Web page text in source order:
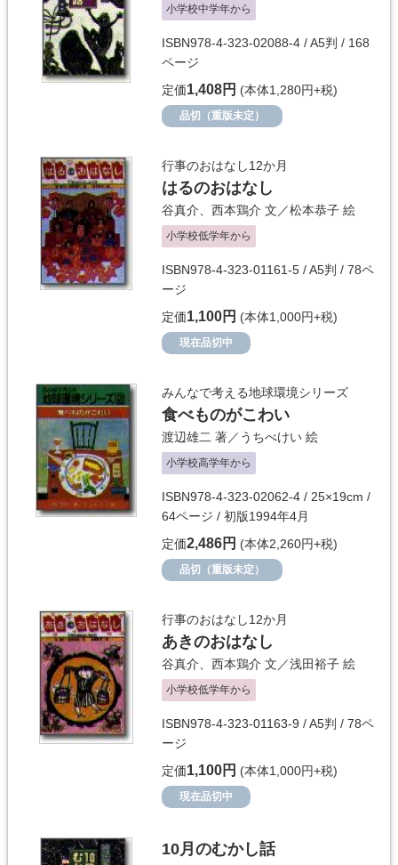
小学校中学年から
ISBN978-4-323-02088-4 / A5判 / 168
ページ
定価1,408円 (本体1,280円+税)
品切（重版未定）
行事のおはなし12か月
はるのおはなし
谷真介 西本鶏介 文／松本恭子 絵
小学校低学年から
ISBN978-4-323-01161-5 / A5判 / 78ペ
ージ
定価1,100円 (本体1,000円+税)
現在品切中
みんなで考える地球環境シリーズ
食べものがこわい
渡辺雄二 著／ うちべけい 絵
小学校高学年から
ISBN978-4-323-02062-4 / 25×19cm /
64ページ / 初版1994年4月
定価2,486円 (本体2,260円+税)
品切（重版未定）
行事のおはなし12か月
あきのおはなし
谷真介 西本鶏介 文／浅田裕子 絵
小学校低学年から
ISBN978-4-323-01163-9 / A5判 / 78ペ
ージ
定価1,100円 (本体1,000円+税)
現在品切中
10月のむかし話